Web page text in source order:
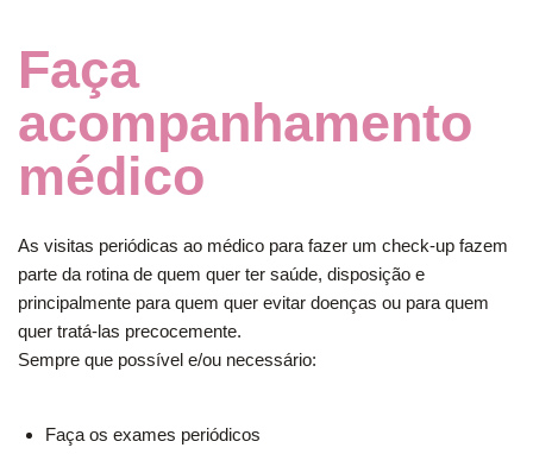
Faça
acompanhamento
médico
As visitas periódicas ao médico para fazer um check-up fazem
parte da rotina de quem quer ter saúde, disposição e
principalmente para quem quer evitar doenças ou para quem
quer tratá-las precocemente.
Sempre que possível e/ou necessário:
Faça os exames periódicos